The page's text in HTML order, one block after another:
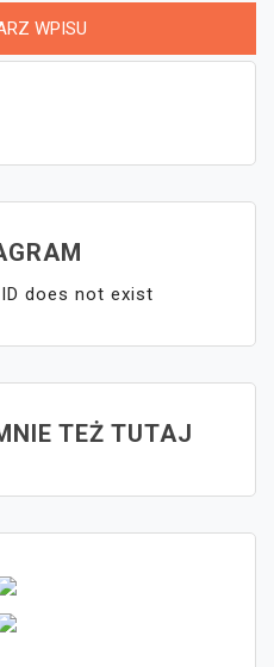
does not exist
TEŻ TUTAJ